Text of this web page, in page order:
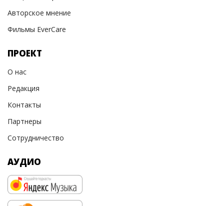
Авторское мнение
Фильмы EverCare
ПРОЕКТ
О нас
Редакция
Контакты
Партнеры
Сотрудничество
АУДИО